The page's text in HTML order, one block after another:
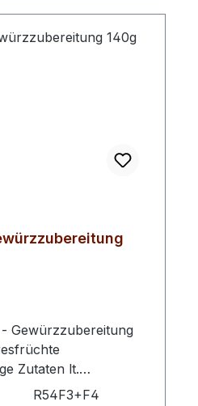
Gewürzzubereitung
Zutaten lt.
Knoblauch,
R54F3+F4